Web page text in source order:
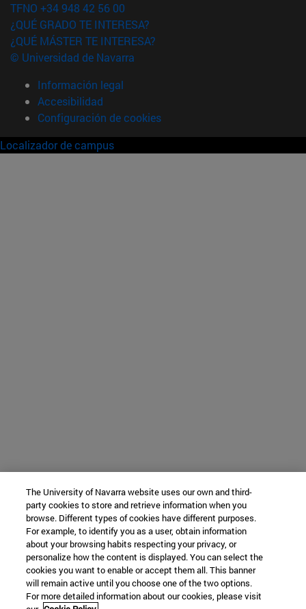
TFNO +34 948 42 56 00
¿QUÉ GRADO TE INTERESA?
¿QUÉ MÁSTER TE INTERESA?
© Universidad de Navarra
Información legal
Accesibilidad
Configuración de cookies
Localizador de campus
The University of Navarra website uses our own and third-
party cookies to store and retrieve information when you
browse. Different types of cookies have different purposes.
For example, to identify you as a user, obtain information
about your browsing habits respecting your privacy, or
personalize how the content is displayed. You can select the
cookies you want to enable or accept them all. This banner
will remain active until you choose one of the two options.
For more detailed information about our cookies, please visit